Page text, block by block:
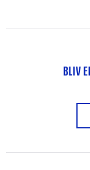
BLIV